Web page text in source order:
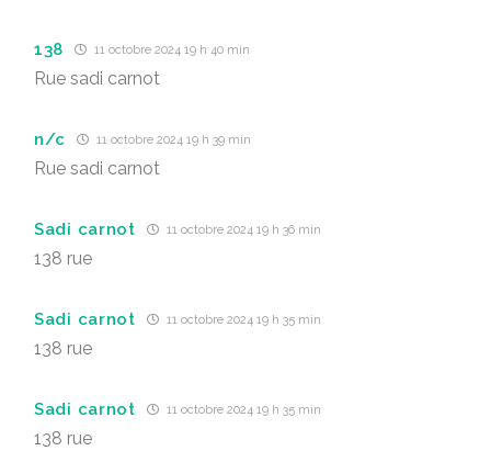
138 11 octobre 2024 19 h 40 min
Rue sadi carnot
n/c 11 octobre 2024 19 h 39 min
Rue sadi carnot
Sadi carnot 11 octobre 2024 19 h 36 min
138 rue
Sadi carnot 11 octobre 2024 19 h 35 min
138 rue
Sadi carnot 11 octobre 2024 19 h 35 min
138 rue